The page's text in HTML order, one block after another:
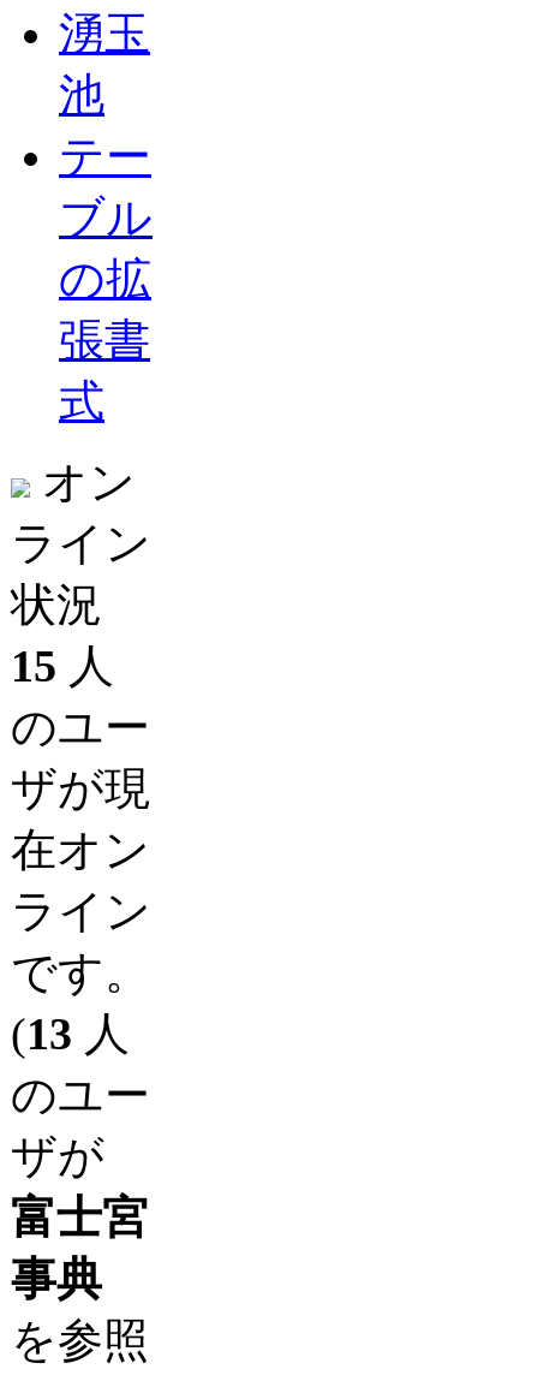
湧玉
池
テー
ブル
の拡
張書
式
オン
ライン
状況
15 人
のユー
ザが現
在オン
ライン
です。
(13 人
のユー
ザが
富士宮
事典
を参照